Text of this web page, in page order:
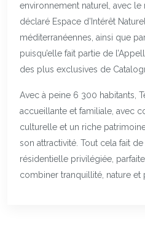
environnement naturel, avec
déclaré Espace d’Intérêt
méditerranéennes, ainsi que
puisqu’elle fait partie de
des plus exclusives de
Avec à peine 6 300 habitants,
accueillante et familiale, avec
culturelle et un riche
son attractivité. Tout cela fait
résidentielle privilégiée,
combiner tranquillité, nature et